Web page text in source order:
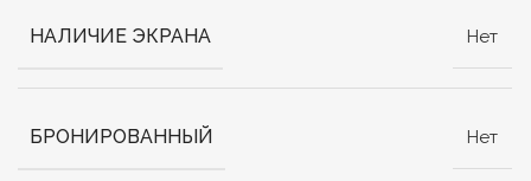
НАЛИЧИЕ ЭКРАНА Нет
БРОНИРОВАННЫЙ Нет